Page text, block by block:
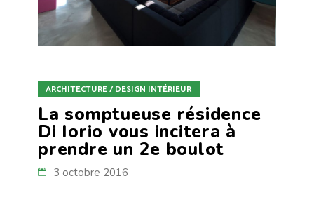
ARCHITECTURE / DESIGN INTÉRIEUR
La somptueuse résidence
Di Iorio vous incitera à
prendre un 2e boulot
3 octobre 2016